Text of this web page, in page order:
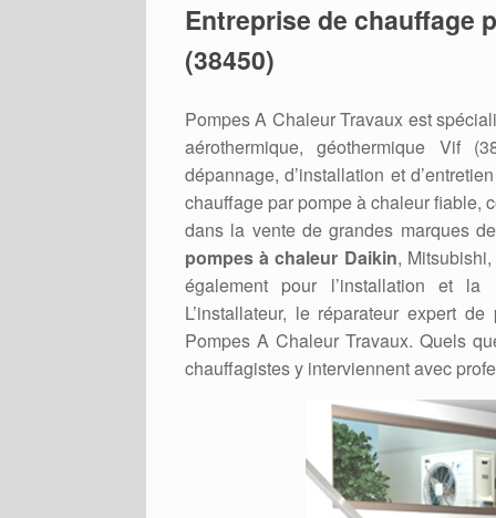
Entreprise de chauffage
(38450)
Pompes A Chaleur Travaux est
aérothermique, géothermique Vif
dépannage, d’installation et
chauffage par pompe à chaleur fiable,
dans la vente de grandes marques
pompes à chaleur Daikin,
également pour l’installation et la
L’installateur, le réparateur expert
Pompes A Chaleur Travaux. Quels
chauffagistes y interviennent avec